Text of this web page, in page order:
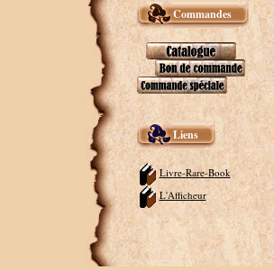
Commandes
Liens
Livre-Rare-Book
L'Afficheur